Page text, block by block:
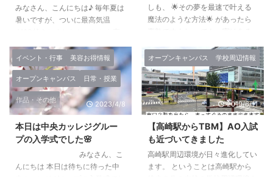
で、一緒に練習をしてお互いが協
力し合って完成に近づけていきま
てくれました。 在学生と触れ合
い、色々な話をしながら体験を楽
たが、みんな一生 ...
みなさん、こんにちは♪ 毎年夏は
暑いですが、ついに最高気温
何度もお伝えしていますが、熱中
症にはくれぐれも注意してくださ
いね。 水分を取っていても血液
中に水分が回るのは時間がかかる
ので、こまめにちょっとずつ水分
補給することが大事だそうです。
冷たいものを取りすぎると代謝が
悪くなるので、夏でも温かい飲み
物が良いそうですよ。 また、外
の暑さと建物内の涼しさの、気温
しも、 🌟その夢を最速で叶える
魔法のような方法🌟 があったら
会うこと” だから、高崎ビューテ
ィモード専門学校では ”高校生
や、在校生が成功者に会うという
機会をたくさん作っている”んで
す。 今回は、 ”本校にお越しいた
だいた特別講師”の 一部をピック
アップしてご紹介します。 まず
は、27歳にして世界一の美容師
と呼ばれ、 ”インスタのフォロワ
ー数65.5万人” の”京極琉”氏 ＠r ...
イベント・行事 美容お得情報
オープンキャンパス 日常・授業
作品・その他
2023/4/8
本日は中央カッレジグルー
プの入学式でした🌸
みなさん、こ
んにちは 本日は待ちに待った中
オープンキャンパス 学校周辺情報
2019/6/11
【高崎駅からTBM】AO入試
も近づいてきました
高崎駅周辺環境が日々進化してい
ます。 ということは高崎駅から